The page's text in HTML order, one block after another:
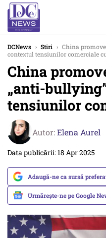
DCNews › Stiri › China
contextul tensiunilor comerciale
China
„anti-
tensiunilor
Autor:Elena Aurel
Data publicării: 18 Apr 2025
Adaugă-ne ca sursă
Urmărește-ne pe Google